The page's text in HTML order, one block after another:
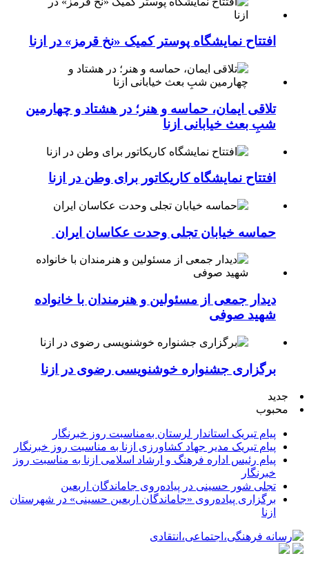
افتتاح نمایشگاه پوستر کمیک «نخ قرمز» در ازنا
تلاقی ایمان، حماسه و هنر؛ در هشتاد و چهارمین
شبِ بعث خیابانی ازنا
افتتاح نمایشگاه کاریکاتور برای وطن در ازنا
حماسه خیابان تجلی وحدت عکاسان ایران
دیدار جمعی از مسئولین و هنرمندان با خانواده
شهید صوفی
برگزاری جشنواره خوشنویسی رضوی در ازنا
جدید
محبوب
پیام تبریک استاندار لرستان به‌مناسبت روز خبرنگار
پیام تبریک مدیر جهاد کشاورزی ازنا به مناسبت روز خبرنگار
پیام رئیس اداره فرهنگ و ارشاد اسلامی ازنا به مناسبت روز
خبرنگار
تجلی شور حسینی در پیاده‌روی جاماندگان اربعین
برگزاری پیاده‌روی «جاماندگان اربعین حسینی» در شهرستان
ازنا